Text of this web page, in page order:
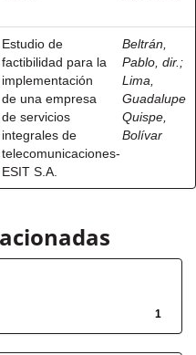
Estudio de
factibilidad para la
implementación
de una empresa
de servicios
integrales de
telecomunicaciones-
ESIT S.A.
Beltrán,
Pablo, dir. ;
Lima,
Guadalupe
Quispe,
Bolívar
1